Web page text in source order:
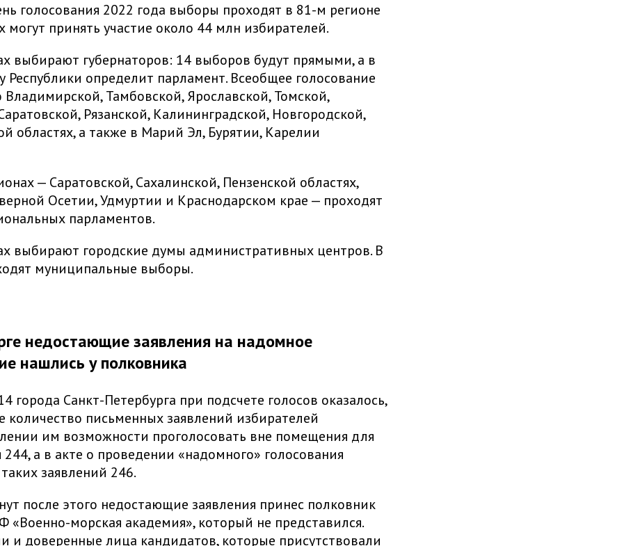
голосования 2022 года выборы проходят в 81-м регионе
могут принять участие около 44 млн избирателей.
выбирают губернаторов: 14 выборов будут прямыми, а в
Республики определит парламент. Всеобщее голосование
Владимирской, Тамбовской, Ярославской, Томской,
Рязанской, Калининградской, Новгородской,
областях, а также в Марий Эл, Бурятии, Карелии
— Саратовской, Сахалинской, Пензенской областях,
Осетии, Удмуртии и Краснодарском крае — проходят
парламентов.
выбирают городские думы административных центров. В
муниципальные выборы.
недостающие заявления на надомное
нашлись у полковника
Санкт-Петербурга при подсчете голосов оказалось,
количество письменных заявлений избирателей
им возможности проголосовать вне помещения для
244, а в акте о проведении «надомного» голосования
заявлений 246.
после этого недостающие заявления принес полковник
морская академия», который не представился.
и доверенные лица кандидатов, которые присутствовали